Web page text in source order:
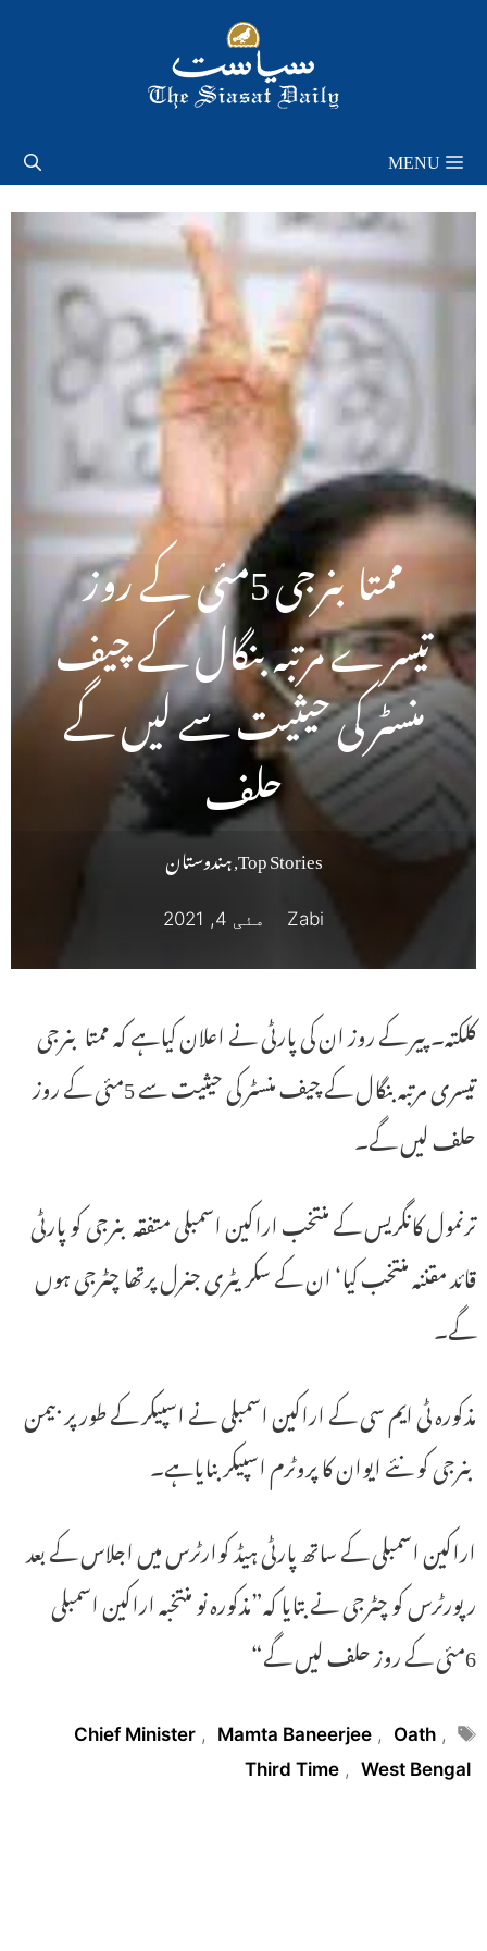
MENU
ممتا بنرجی 5مئی کے روز
تیسرے مرتبہ بنگال کے چیف
منسٹر کی حیثیت سے لیں گے
حلف
Top Stories
,ہندوستان
Zabi مئی 4, 2021
کلکتہ۔پیر کے روز ان کی پارٹی نے اعلان کیاہے کہ ممتا بنرجی
تیسری مرتبہ بنگال کے چیف منسٹر کی حیثیت سے 5مئی کے روز
حلف لیں گے۔
ترنمول کانگریس کے منتخب اراکین اسمبلی متفقہ بنرجی کو پارٹی
قائد مقننہ منتخب کیا‘ ان کے سکریٹری جنرل پرتھا چٹرجی ہوں
گے۔
مذکورہ ٹی ایم سی کے اراکین اسمبلی نے اسپیکر کے طور پر بیمن
بنرجی کو نئے ایوان کا پروٹرم اسپیکر بنایاہے۔
اراکین اسمبلی کے ساتھ پارٹی ہیڈ کوارٹرس میں اجلاس کے بعد
رپورٹرس کو چٹرجی نے بتایا کہ”مذکورہ نو منتخبہ اراکین اسمبلی
6مئی کے روز حلف لیں گے“
Tags
Chief Minister , Mamta Baneerjee , Oath ,
Third Time , West Bengal